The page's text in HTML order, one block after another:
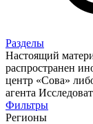
Разделы
Настоящий
распространен
центр «Сова»
агента
Фильтры
Регионы